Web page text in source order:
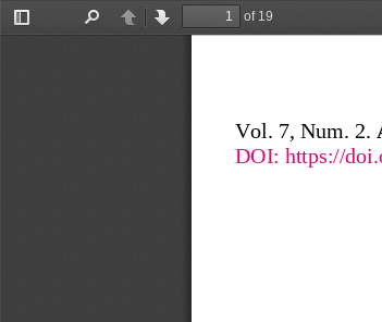
Toggle
PreviousNext
of 19
Vol. 7, Num. 2.
DOI: https://